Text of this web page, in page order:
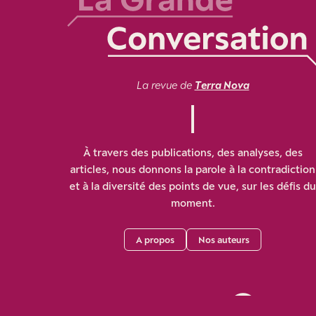
La revue de Terra Nova
À travers des publications, des analyses, des
articles, nous donnons la parole à la contradiction
et à la diversité des points de vue, sur les défis du
moment.
A propos Nos auteurs